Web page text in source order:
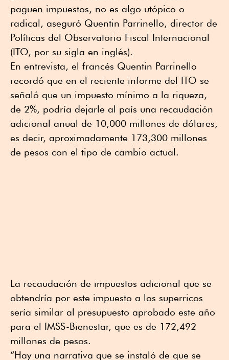
paguen impuestos, no es algo utópico o
radical, aseguró Quentin Parrinello, director de
Políticas del Observatorio Fiscal Internacional
(ITO, por su sigla en inglés).
En entrevista, el francés Quentin Parrinello
recordó que en el reciente informe del ITO se
señaló que un impuesto mínimo a la riqueza,
de 2%, podría dejarle al país una recaudación
adicional anual de 10,000 millones de dólares,
es decir, aproximadamente 173,300 millones
de pesos con el tipo de cambio actual.
La recaudación de impuestos adicional que se
obtendría por este impuesto a los superricos
sería similar al presupuesto aprobado este año
para el IMSS-Bienestar, que es de 172,492
millones de pesos.
“Hay una narrativa que se instaló de que se